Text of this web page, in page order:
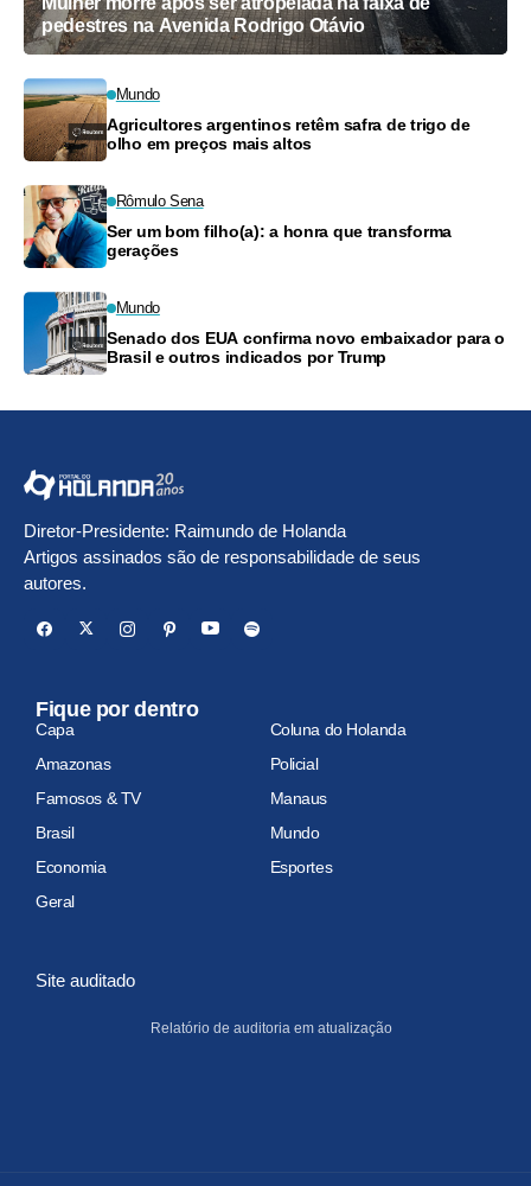
pedestres na Avenida Rodrigo Otávio
Mundo
Agricultores argentinos retêm safra de trigo de
olho em preços mais altos
Rômulo Sena
Ser um bom filho(a): a honra que transforma
gerações
Mundo
Senado dos EUA confirma novo embaixador para o
Brasil e outros indicados por Trump
Diretor-Presidente: Raimundo de Holanda
Artigos assinados são de responsabilidade de seus
autores.
Fique por dentro
Capa
Coluna do Holanda
Amazonas
Policial
Famosos & TV
Manaus
Brasil
Mundo
Economia
Esportes
Geral
Site auditado
Relatório de auditoria em atualização